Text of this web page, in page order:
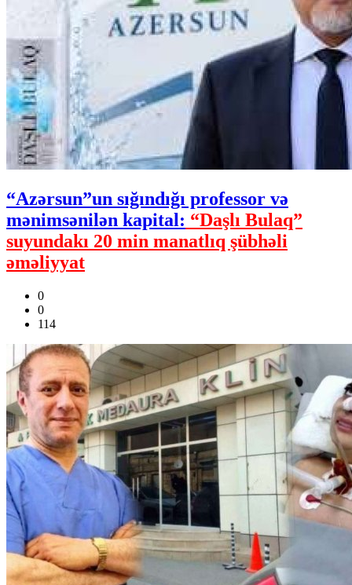
“Azərsun”un sığındığı professor və
mənimsənilən kapital: “Daşlı Bulaq”
suyundakı 20 min manatlıq şübhəli
əməliyyat
0
0
114